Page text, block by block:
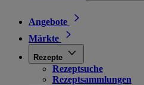
Angebote
Märkte
Rezepte
Rezeptsuche
Rezeptsammlungen